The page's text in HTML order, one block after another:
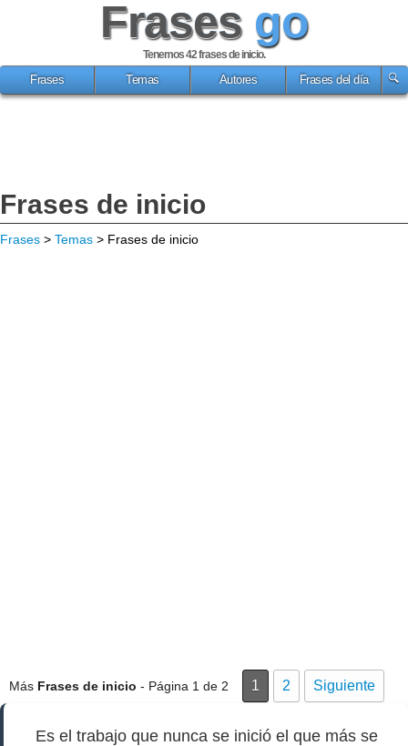
Frases go
Tenemos 42frases de inicio.
Frases
Temas Autores Frases del día
Frases de inicio
Frases > Temas > Frases de inicio
Más Frases de inicio - Página 1 de 2 1 2 Siguiente
Es el trabajo que nunca se inició el que más se